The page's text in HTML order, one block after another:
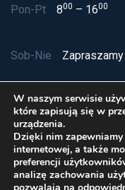
Pon-Pt 800 – 1600
Sob-Nie
W naszym serwisie
które zapisują się w
urządzenia.
Dzięki nim zapewniamy
internetowej, a także
preferencji
analizę zachowania